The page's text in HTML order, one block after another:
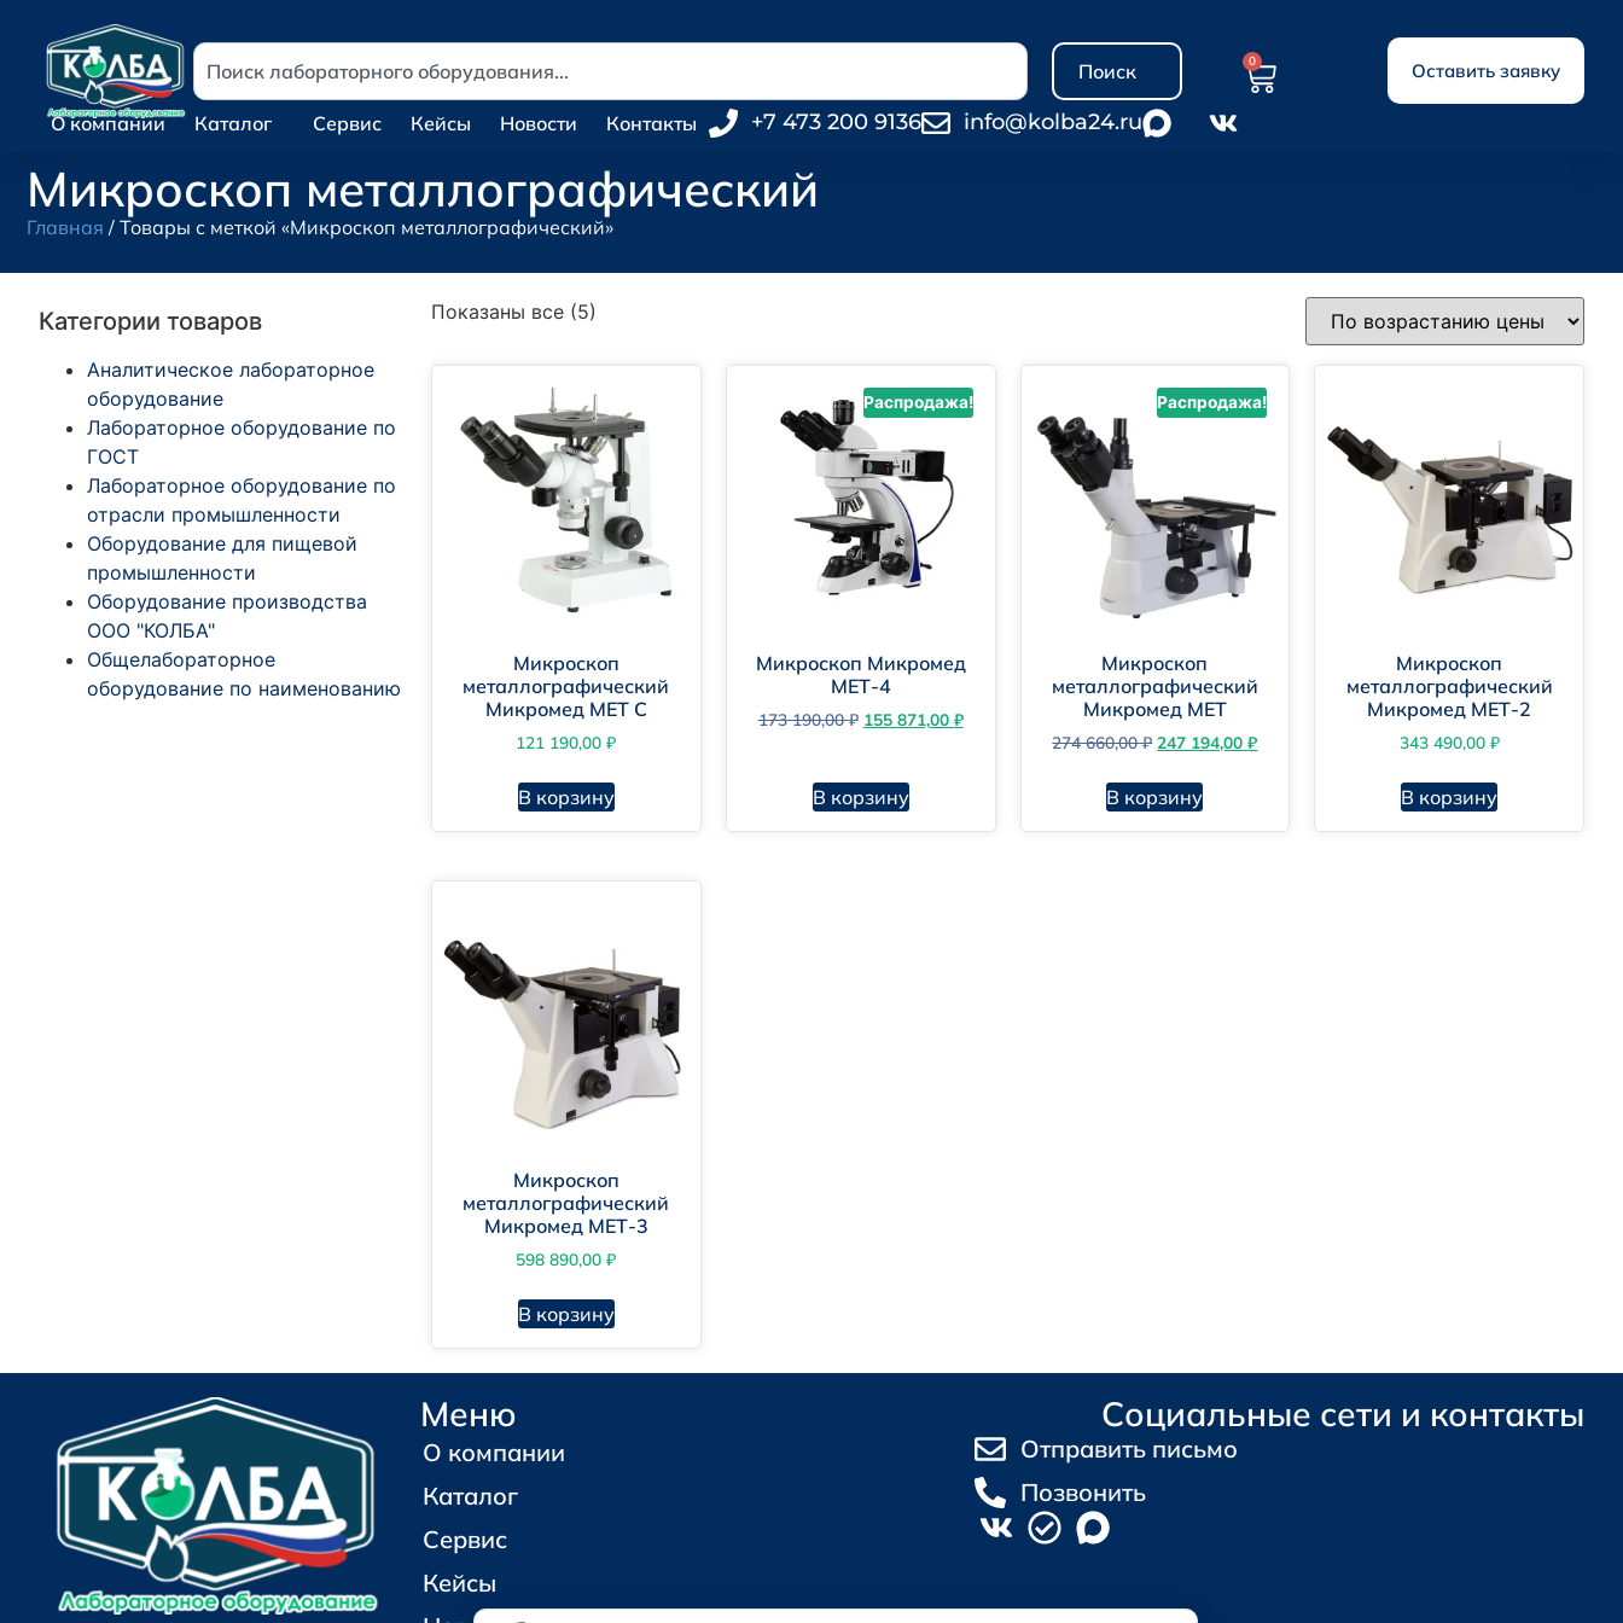
Поиск 0 Оставить заявку
О компании Каталог Сервис Кейсы Новости Контакты +7 473 200 9136 info@kolba24.ru
Микроскоп металлографический
Главная / Товары с меткой «Микроскоп металлографический»
Категории товаров
Аналитическое лабораторное
оборудование
Лабораторное оборудование по
ГОСТ
Лабораторное оборудование по
отрасли промышленности
Оборудование для пищевой
промышленности
Оборудование производства
ООО "КОЛБА"
Общелабораторное
оборудование по наименованию
Показаны все (5)
Микроскоп
металлографический
Микромед МЕТ С
121 190,00₽
В корзину
Распродажа!
Микроскоп Микромед
МЕТ-4
173 190,00₽ 155 871,00 ₽
В корзину
Распродажа!
Микроскоп
металлографический
Микромед МЕТ
274 660,00₽ 247 194,00₽
В корзину
Микроскоп
металлографический
Микромед МЕТ-2
343 490,00 ₽
В корзину
Микроскоп
металлографический
Микромед МЕТ-3
598 890,00₽
В корзину
Меню
О компании
Каталог
Сервис
Кейсы
Социальные сети и контакты
Отправить письмо
Позвонить